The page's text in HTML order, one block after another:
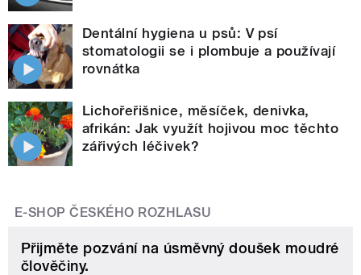
Dentální hygiena u psů: V psí
stomatologii se i plombuje a používají
rovnátka
Lichořeřišnice, měsíček, denivka,
afrikán: Jak využít hojivou moc těchto
zářivých léčivek?
E-SHOP ČESKÉHO ROZHLASU
Přijměte pozvání na úsměvný doušek moudré
člověčiny.